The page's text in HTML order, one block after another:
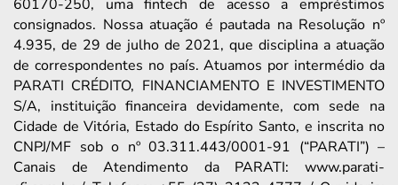
60170-250, uma fintech de acesso a empréstimos
consignados. Nossa atuação é pautada na Resolução nº
4.935, de 29 de julho de 2021, que disciplina a atuação
de correspondentes no país. Atuamos por intermédio da
PARATI CRÉDITO, FINANCIAMENTO E INVESTIMENTO
S/A, instituição financeira devidamente, com sede na
Cidade de Vitória, Estado do Espírito Santo, e inscrita no
CNPJ/MF sob o nº 03.311.443/0001-91 (“PARATI”) –
Canais de Atendimento da PARATI: www.parati-